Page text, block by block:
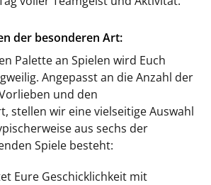
der besonderen Art:
Palette an Spielen wird Euch
Angepasst an die Anzahl der
und den
stellen wir eine vielseitige Auswahl
aus sechs der
Spiele besteht:
Eure Geschicklichkeit mit